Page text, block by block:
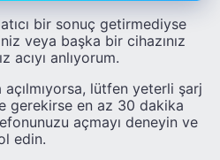
bir sonuç getirmediyse
veya başka bir cihazınız
acıyı anlıyorum.
lütfen yeterli şarj
gerekirse en az 30 dakika
açmayı deneyin ve
edin.